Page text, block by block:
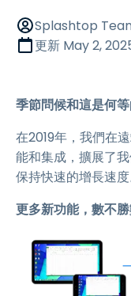
Splashtop
更新 May 2,
季節問候和這是何
在2019年，我們在
能和集成，擴展了
保持快速的增長速
更多新功能，數不